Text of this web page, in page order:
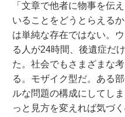
「文章で他者に物事を伝
いることをどうとらえる
は単純な存在ではない。
る人が24時間、後遺症だ
た。社会でもさまざまな
る。モザイク型だ。ある
ルな問題の構成にしてし
っと見方を変えれば気づ